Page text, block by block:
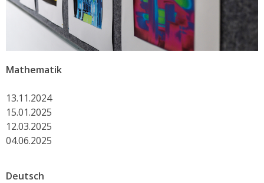
Mathematik
13.11.2024
15.01.2025
12.03.2025
04.06.2025
Deutsch